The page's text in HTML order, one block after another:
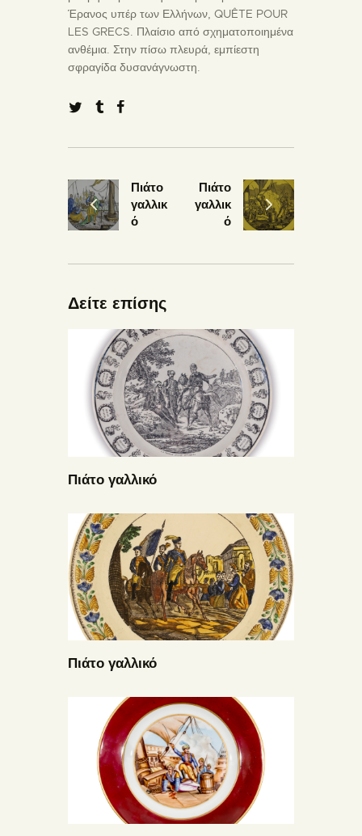
Έρανος υπέρ των Ελλήνων, QUÊTE POUR
LES GRECS. Πλαίσιο από σχηματοποιημένα
ανθέμια. Στην πίσω πλευρά, εμπίεστη
σφραγίδα δυσανάγνωστη.
Πιάτο
γαλλικ
ό
Πιάτο
γαλλικ
ό
Δείτε επίσης
Πιάτο γαλλικό
Πιάτο γαλλικό